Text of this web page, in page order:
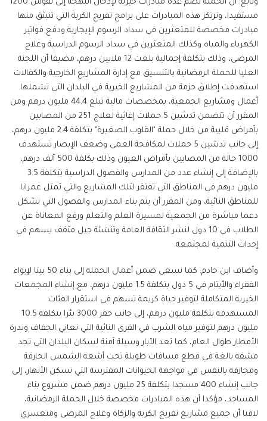
وتابع: أن الحملة تضم عدة مبادرات خيرية لإدخال البهجة إلى نفوس 1200
مستفيدا، وترتكز هذه المبادرات على برامج تفريج الكربة التي تنبثق منها
مبادرات مخصصة للمتعثرين في سداد الرسوم الإيجارية ودفع فواتير
الكهرباء والمياه وكذلك المتعثرين في سداد الرسوم الدراسية وعلاج
المرضى، وذلك بتكلفة إجمالية بلغت 12 ملايين درهم، مضيفا أن اللجنة
العليا للحملة الرمضانية بالتنسيق مع إدارة المشاريع الخارجية والكفالات
استهدفت إطلاق حزمة من المشاريع الخيرية في البلدان التي تشملها
أعمال ومشاريع الجمعية، بمخصصات مالية تبلغ 44.4 مليون درهم ومن
المقرر أن تتضمن تدشين 5 حملات إغاثية لعلاج 251 من المصابين
بأمراض قلبية من خلال حملة "القلوب الصغيرة" بتكلفة 2.4 مليون درهم،
إلى جانب تدشين 5 حملات لمكافحة العمى وضعف الإبصار تستهدف
1000 حالة من المصابين بأمراض العيون وذلك بكلفة 500 ألف درهم،
بالإضافة إلى إنشاء عدد من المدارس والفصول الدراسية بتكلفة 3.5
مليون درهم في المناطق التي تفتقر لتلك المشاريع والتي تمثل عمرانا
للمناطق النائية، ومن المقرر أن يتم بناء المدارس والفصول التي تشكل
دعما مباشرة من الجمعية لمسيرة العلم والتعلم ورفع المعاناة عن
الطلاب في 10 دول لنشر الثقافة العامة وتنشئة جيل مثقف يسهم في
إحداث التنمية لمجتمعه.
وأضاف ابن خادم: كما نسعى ضمن أعمال الحملة إلى بناء 50 بيتا لإيواء
الفقراء والأيتام في 5 دول بتكلفة 1.5 مليون درهم، مع إنشاء المجمعات
الخيرية المتكاملة لتوفير حياة كريمة تسهم في استقرار الفئات
المستهدفة بتكلفة مليون درهم، إلى جانب حفر 3000 بئرا بتكلفة 10.5
مليون درهم لتوفير مياه الشرب في القرى النائية التي تعاني الجفاف وندرة
الأمطار طوال العام، كما تعد الآبار وسيلة آمنة لسكان البلدان التي تجد
مشقة بالغة في قطع مسافات طويلة تحت أشعة الشمس الحارقة
ومجازفة بالنفس في مواجهة الحيوانات المفترسة التي تسكن الأنهار، إلى
جانب إنشاء 400 مسجدا بتكلفة 25 مليون درهم ضمن مشروع بناء
المساجد، مؤكدا أن هذه المبادرات مخصصة خلال الحملة الرمضانية،
لافتا أن جميع مشاريع تفريج الكربة والزكاة وعلاج المرضى ومتعسري